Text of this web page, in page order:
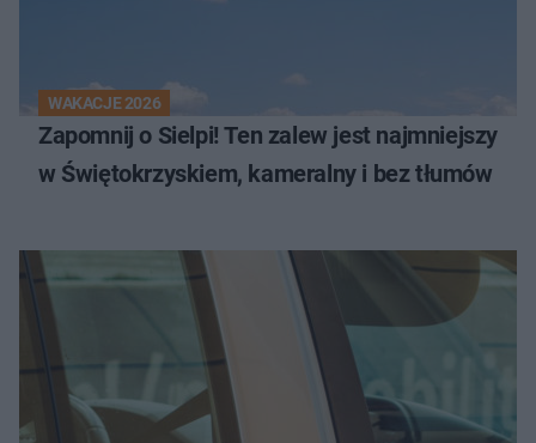
WAKACJE 2026
Zapomnij o Sielpi! Ten zalew jest najmniejszy
w Świętokrzyskiem, kameralny i bez tłumów